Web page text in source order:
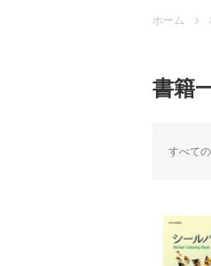
ホーム
書籍
すべて